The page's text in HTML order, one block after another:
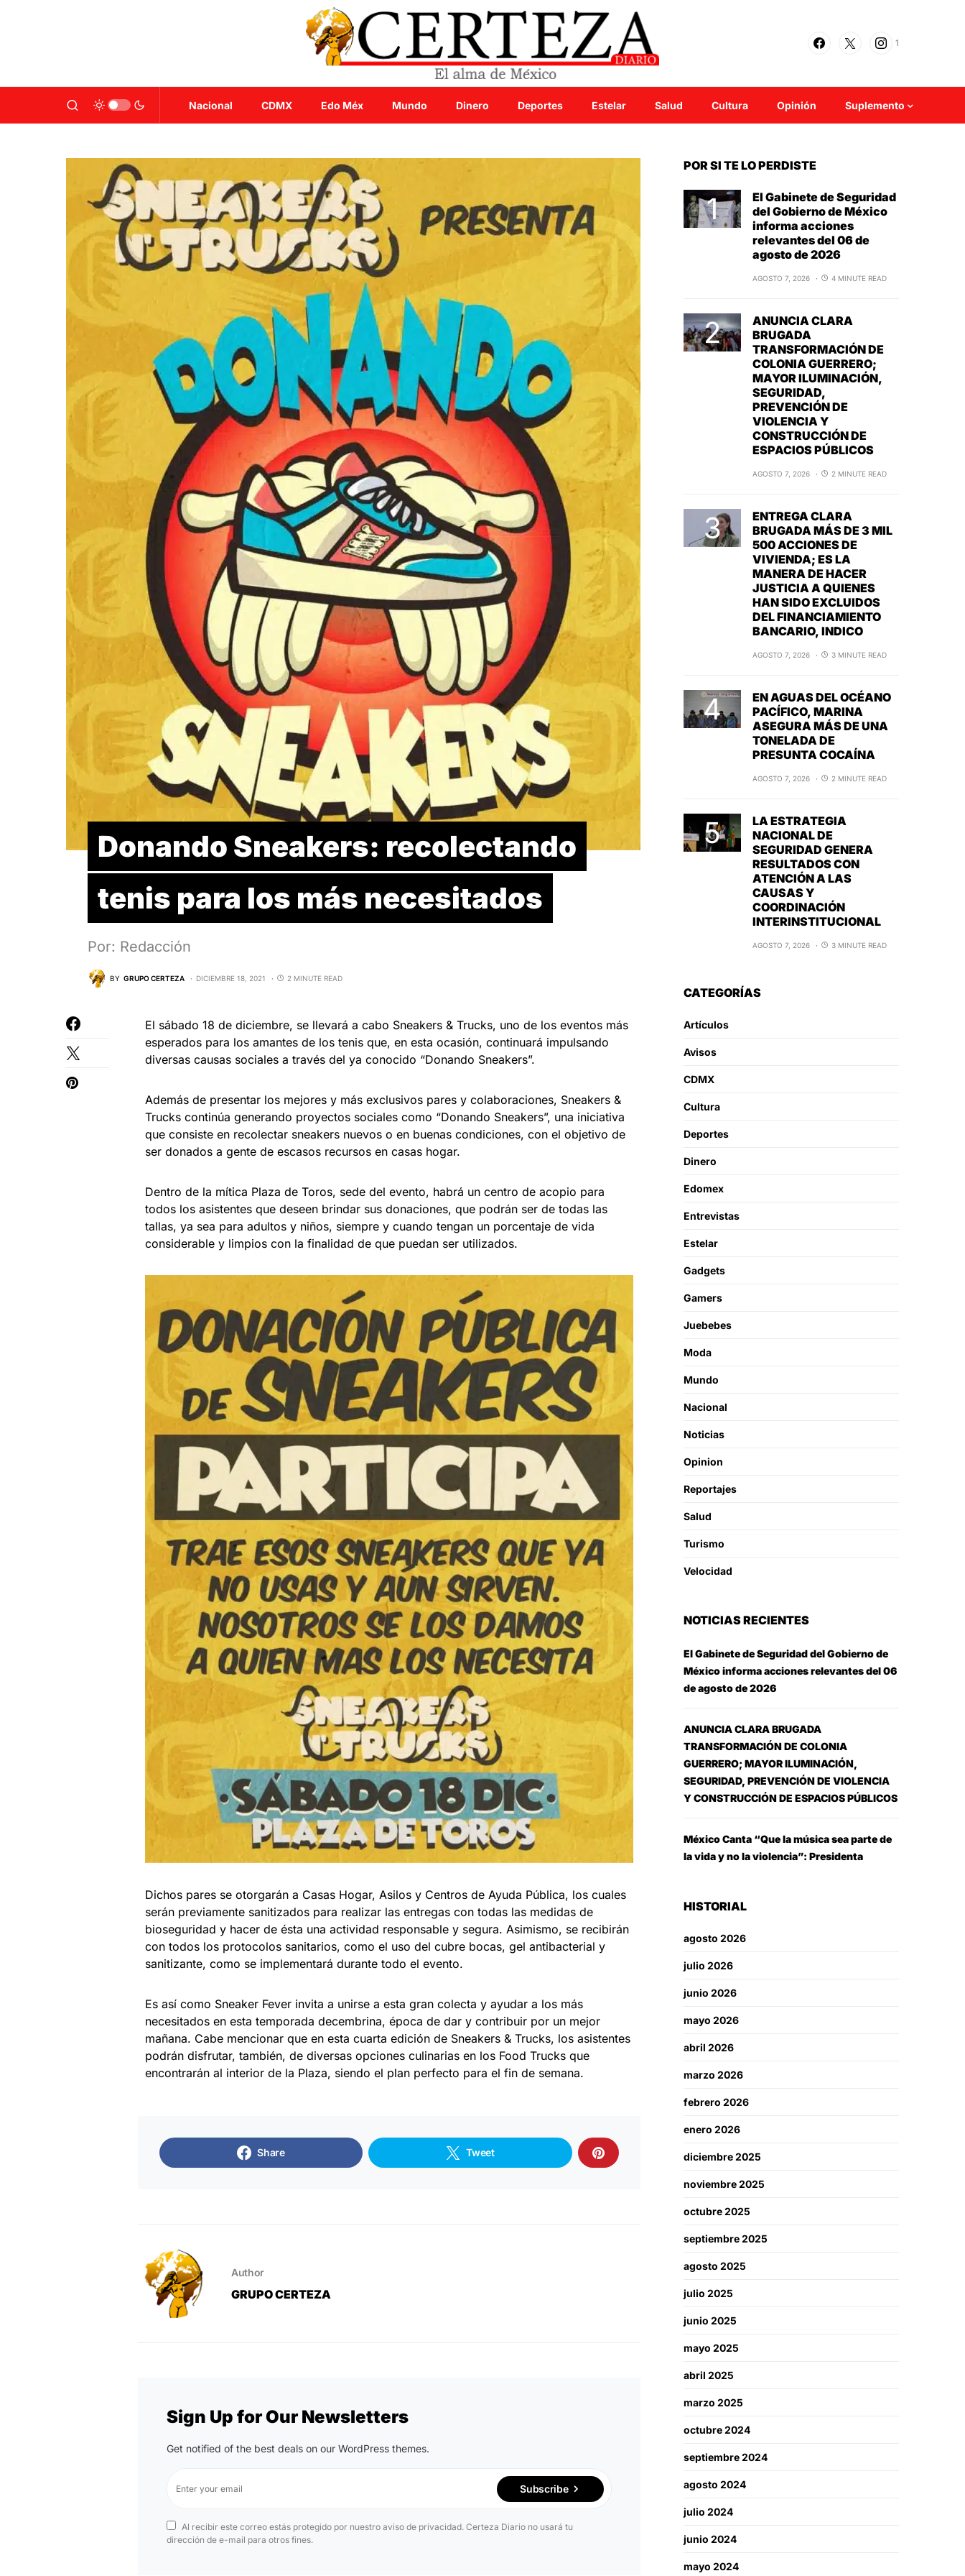
1
Nacional CDMX Edo Méx Mundo Dinero Deportes Estelar Salud Cultura Opinión Suplemento
Donando Sneakers: recolectando
tenis para los más necesitados
Por: Redacción
BY GRUPO CERTEZA DICIEMBRE 18, 2021 2 MINUTE READ
El sábado 18 de diciembre, se llevará a cabo Sneakers & Trucks, uno de los eventos más
esperados para los amantes de los tenis que, en esta ocasión, continuará impulsando
diversas causas sociales a través del ya conocido “Donando Sneakers”.
Además de presentar los mejores y más exclusivos pares y colaboraciones, Sneakers &
Trucks continúa generando proyectos sociales como “Donando Sneakers”, una iniciativa
que consiste en recolectar sneakers nuevos o en buenas condiciones, con el objetivo de
ser donados a gente de escasos recursos en casas hogar.
Dentro de la mítica Plaza de Toros, sede del evento, habrá un centro de acopio para
todos los asistentes que deseen brindar sus donaciones, que podrán ser de todas las
tallas, ya sea para adultos y niños, siempre y cuando tengan un porcentaje de vida
considerable y limpios con la finalidad de que puedan ser utilizados.
Dichos pares se otorgarán a Casas Hogar, Asilos y Centros de Ayuda Pública, los cuales
serán previamente sanitizados para realizar las entregas con todas las medidas de
bioseguridad y hacer de ésta una actividad responsable y segura. Asimismo, se recibirán
con todos los protocolos sanitarios, como el uso del cubre bocas, gel antibacterial y
sanitizante, como se implementará durante todo el evento.
Es así como Sneaker Fever invita a unirse a esta gran colecta y ayudar a los más
necesitados en esta temporada decembrina, época de dar y contribuir por un mejor
mañana. Cabe mencionar que en esta cuarta edición de Sneakers & Trucks, los asistentes
podrán disfrutar, también, de diversas opciones culinarias en los Food Trucks que
encontrarán al interior de la Plaza, siendo el plan perfecto para el fin de semana.
Share Tweet
Author
GRUPO CERTEZA
Sign Up for Our Newsletters
Get notified of the best deals on our WordPress themes.
Subscribe
Al recibir este correo estás protegido por nuestro aviso de privacidad. Certeza Diario no usará tu
dirección de e-mail para otros fines.
POR SI TE LO PERDISTE
El Gabinete de Seguridad
del Gobierno de México
informa acciones
relevantes del 06 de
agosto de 2026
AGOSTO 7, 2026 4 MINUTE READ
ANUNCIA CLARA
BRUGADA
TRANSFORMACIÓN DE
COLONIA GUERRERO;
MAYOR ILUMINACIÓN,
SEGURIDAD,
PREVENCIÓN DE
VIOLENCIA Y
CONSTRUCCIÓN DE
ESPACIOS PÚBLICOS
AGOSTO 7, 2026 2 MINUTE READ
ENTREGA CLARA
BRUGADA MÁS DE 3 MIL
500 ACCIONES DE
VIVIENDA; ES LA
MANERA DE HACER
JUSTICIA A QUIENES
HAN SIDO EXCLUIDOS
DEL FINANCIAMIENTO
BANCARIO, INDICO
AGOSTO 7, 2026 3 MINUTE READ
EN AGUAS DEL OCÉANO
PACÍFICO, MARINA
ASEGURA MÁS DE UNA
TONELADA DE
PRESUNTA COCAÍNA
AGOSTO 7, 2026 2 MINUTE READ
LA ESTRATEGIA
NACIONAL DE
SEGURIDAD GENERA
RESULTADOS CON
ATENCIÓN A LAS
CAUSAS Y
COORDINACIÓN
INTERINSTITUCIONAL
AGOSTO 7, 2026 3 MINUTE READ
CATEGORÍAS
Artículos
Avisos
CDMX
Cultura
Deportes
Dinero
Edomex
Entrevistas
Estelar
Gadgets
Gamers
Juebebes
Moda
Mundo
Nacional
Noticias
Opinion
Reportajes
Salud
Turismo
Velocidad
NOTICIAS RECIENTES
El Gabinete de Seguridad del Gobierno de
México informa acciones relevantes del 06
de agosto de 2026
ANUNCIA CLARA BRUGADA
TRANSFORMACIÓN DE COLONIA
GUERRERO; MAYOR ILUMINACIÓN,
SEGURIDAD, PREVENCIÓN DE VIOLENCIA
Y CONSTRUCCIÓN DE ESPACIOS PÚBLICOS
México Canta “Que la música sea parte de
la vida y no la violencia”: Presidenta
HISTORIAL
agosto 2026
julio 2026
junio 2026
mayo 2026
abril 2026
marzo 2026
febrero 2026
enero 2026
diciembre 2025
noviembre 2025
octubre 2025
septiembre 2025
agosto 2025
julio 2025
junio 2025
mayo 2025
abril 2025
marzo 2025
octubre 2024
septiembre 2024
agosto 2024
julio 2024
junio 2024
mayo 2024